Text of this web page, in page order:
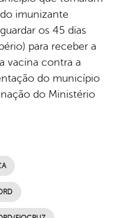
imunizante
os 45 dias
para receber a
vacina contra a
do município
do Ministério